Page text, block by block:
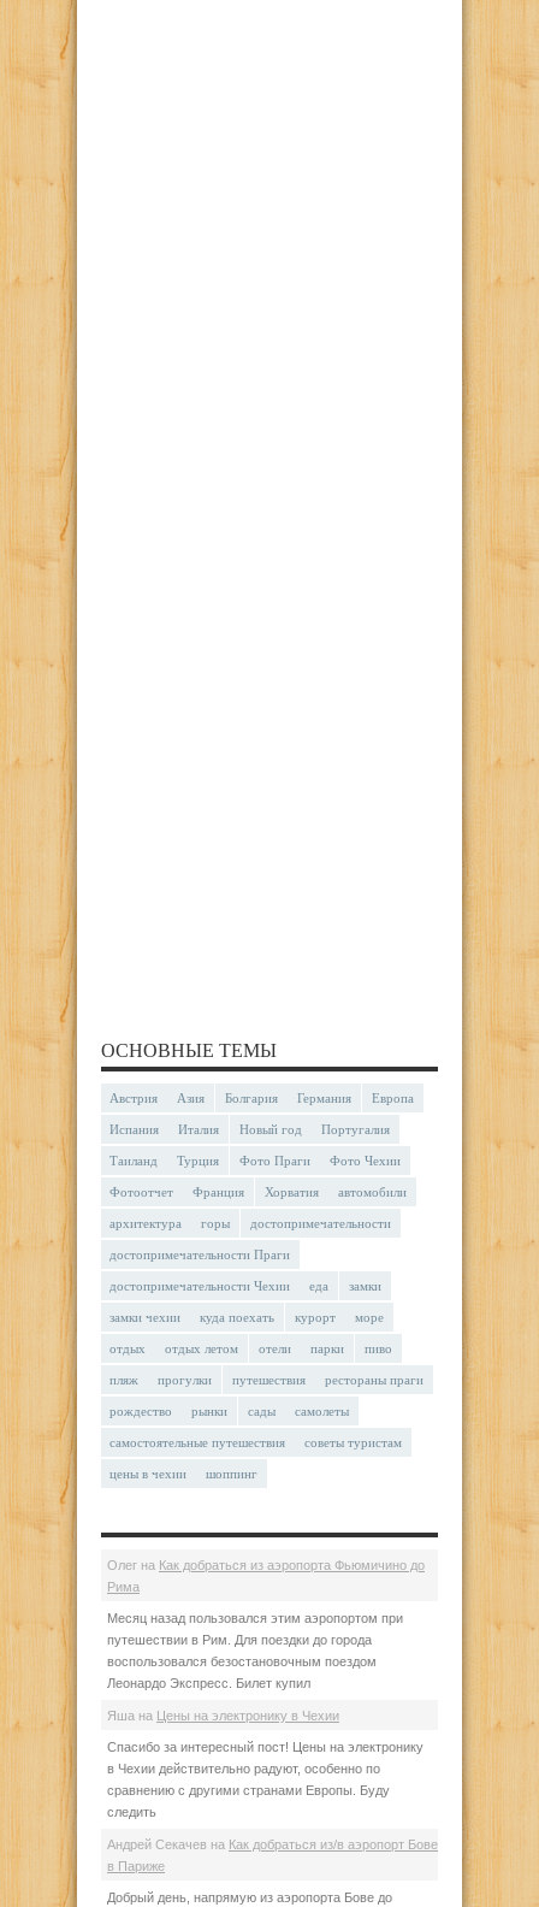
ОСНОВНЫЕ ТЕМЫ
Австрия Азия Болгария Германия Европа
Испания Италия Новый год Португалия
Таиланд Турция Фото Праги Фото Чехии
Фотоотчет Франция Хорватия автомобили
архитектура горы достопримечательности
достопримечательности Праги
достопримечательности Чехии еда замки
замки чехии куда поехать курорт море
отдых отдых летом отели парки пиво
пляж прогулки путешествия рестораны праги
рождество рынки сады самолеты
самостоятельные путешествия советы туристам
цены в чехии шоппинг
Олег на Как добраться из аэропорта Фьюмичино до
Рима
Месяц назад пользовался этим аэропортом при
путешествии в Рим. Для поездки до города
воспользовался безостановочным поездом
Леонардо Экспресс. Билет купил
Яша на Цены на электронику в Чехии
Спасибо за интересный пост! Цены на электронику
в Чехии действительно радуют, особенно по
сравнению с другими странами Европы. Буду
следить
Андрей Секачев на Как добраться из/в аэропорт Бове
в Париже
Добрый день, напрямую из аэропорта Бове до